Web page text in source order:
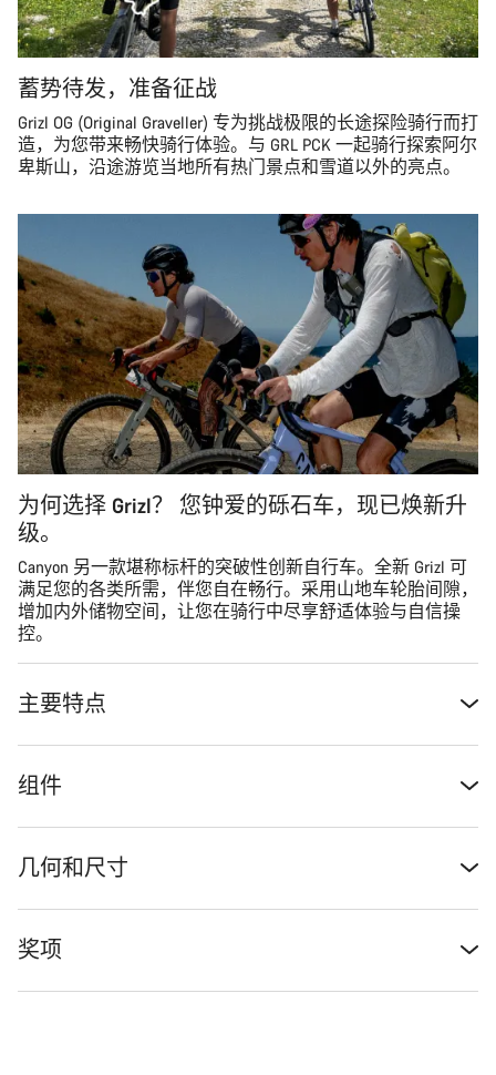
蓄势待发，准备征战
Grizl OG (Original Graveller) 专为挑战极限的长途探险骑行而打
造，为您带来畅快骑行体验。与 GRL PCK 一起骑行探索阿尔
卑斯山，沿途游览当地所有热门景点和雪道以外的亮点。
为何选择 Grizl？ 您钟爱的砾石车，现已焕新升
级。
Canyon 另一款堪称标杆的突破性创新自行车。全新 Grizl 可
满足您的各类所需，伴您自在畅行。采用山地车轮胎间隙，
增加内外储物空间，让您在骑行中尽享舒适体验与自信操
控。
主要特点
组件
几何和尺寸
奖项